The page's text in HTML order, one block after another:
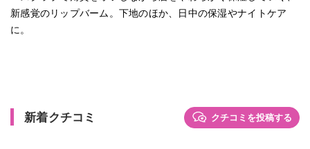
新感覚のリップバーム。下地のほか、日中の保湿やナイトケア
に。
新着クチコミ クチコミを投稿する